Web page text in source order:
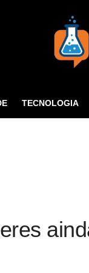
TECNOLOGIA